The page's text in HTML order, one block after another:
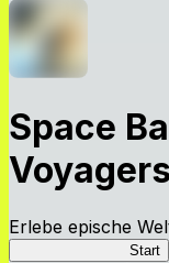
Space
Erlebe epische
Start